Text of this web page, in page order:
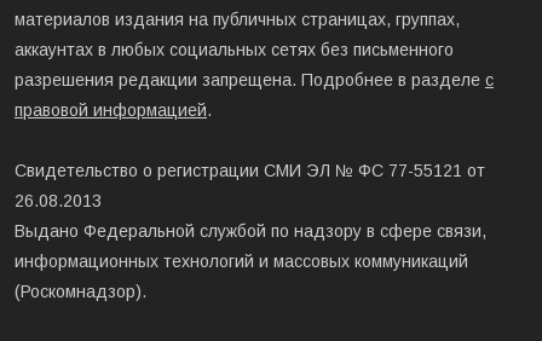
материалов издания на публичных страницах, группах,
аккаунтах в любых социальных сетях без письменного
разрешения редакции запрещена. Подробнее в разделе с
правовой информацией.
Свидетельство о регистрации СМИ ЭЛ № ФС 77-55121 от
26.08.2013
Выдано Федеральной службой по надзору в сфере связи,
информационных технологий и массовых коммуникаций
(Роскомнадзор).